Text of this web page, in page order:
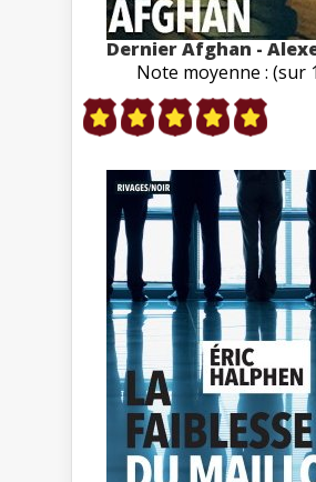
Dernier Afghan -
Note moyenne : (sur